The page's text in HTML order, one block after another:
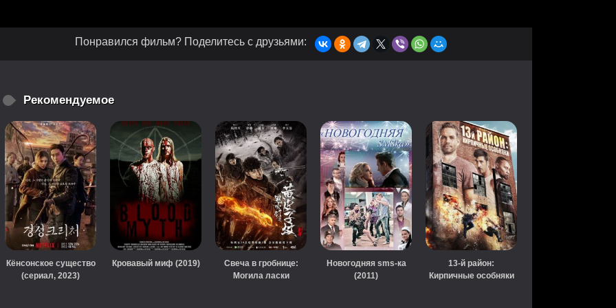
Понравился фильм? Поделитесь с друзьями:
Рекомендуемое
Кёнсонское существо
(сериал, 2023)
Кровавый миф (2019)
Свеча в гробнице:
Могила ласки
Новогодняя sms-ка
(2011)
13-й район:
Кирпичные особняки